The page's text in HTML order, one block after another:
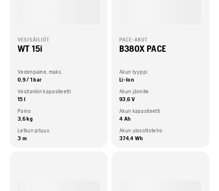
VESISÄILIÖT
WT 15i
Vedenpaine, maks.
0,9 / 1 bar
Vesitankin kapasiteetti
15 l
Paino
3,6 kg
Letkun pituus
3 m
PACE-AKUT
B380X PACE
Akun tyyppi
Li-Ion
Akun jännite
93,6 V
Akun kapasiteetti
4 Ah
Akun ulosottoteho
374,4 Wh